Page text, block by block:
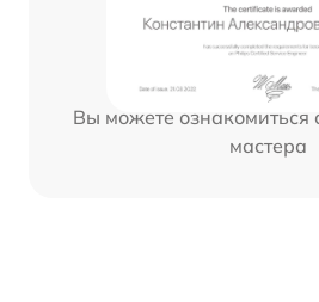
Вы можете ознакомиться
мастера